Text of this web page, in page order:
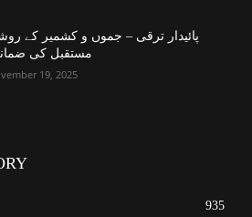
پائیدار ترقی – جموں و کشمیر کے
مستقبل کی
19, 2025
935